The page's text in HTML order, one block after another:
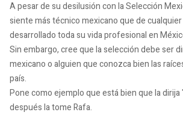
A pesar de su desilusión con la Selección
siente más técnico mexicano que de
desarrollado toda su vida profesional en
Sin embargo, cree que la selección debe ser
mexicano o alguien que conozca bien las
país.
Pone como ejemplo que está bien que la dirija
después la tome Rafa.